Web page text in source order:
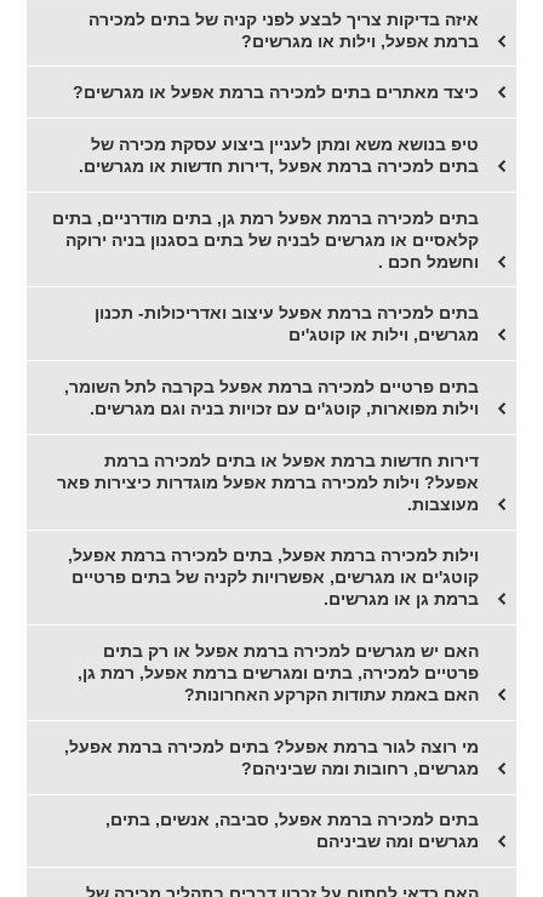
איזה בדיקות צריך לבצע לפני קניה של בתים למכירה
ברמת אפעל, וילות או מגרשים?
כיצד מאתרים בתים למכירה ברמת אפעל או מגרשים?
טיפ בנושא משא ומתן לעניין ביצוע עסקת מכירה של
בתים למכירה ברמת אפעל ,דירות חדשות או מגרשים.
בתים למכירה ברמת אפעל רמת גן, בתים מודרניים, בתים
קלאסיים או מגרשים לבניה של בתים בסגנון בניה ירוקה
וחשמל חכם .
בתים למכירה ברמת אפעל עיצוב ואדריכולות- תכנון
מגרשים, וילות או קוטג'ים
בתים פרטיים למכירה ברמת אפעל בקרבה לתל השומר,
וילות מפוארות, קוטג'ים עם זכויות בניה וגם מגרשים.
דירות חדשות ברמת אפעל או בתים למכירה ברמת
אפעל? וילות למכירה ברמת אפעל מוגדרות כיצירות פאר
מעוצבות.
וילות למכירה ברמת אפעל, בתים למכירה ברמת אפעל,
קוטג'ים או מגרשים, אפשרויות לקניה של בתים פרטיים
ברמת גן או מגרשים.
האם יש מגרשים למכירה ברמת אפעל או רק בתים
פרטיים למכירה, בתים ומגרשים ברמת אפעל, רמת גן,
האם באמת עתודות הקרקע האחרונות?
מי רוצה לגור ברמת אפעל? בתים למכירה ברמת אפעל,
מגרשים, רחובות ומה שביניהם?
בתים למכירה ברמת אפעל, סביבה, אנשים, בתים,
מגרשים ומה שביניהם